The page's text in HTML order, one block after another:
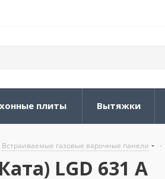
плиты Вытяжки
Встраиваемые газовые варочные панели -
LGD 631 A